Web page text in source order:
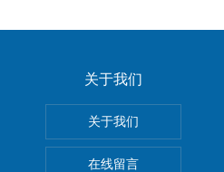
关于我们
关于我们
在线留言